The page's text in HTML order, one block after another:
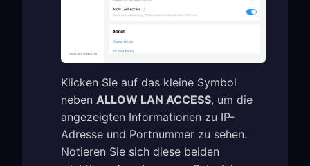
Klicken Sie auf das kleine Symbol
neben ALLOW LAN ACCESS, um die
angezeigten Informationen zu IP-
Adresse und Portnummer zu sehen.
Notieren Sie sich diese beiden